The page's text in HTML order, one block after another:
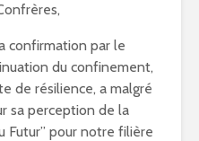
confirmation par le
du confinement,
de résilience, a malgré
sa perception de la
Futur” pour notre filière